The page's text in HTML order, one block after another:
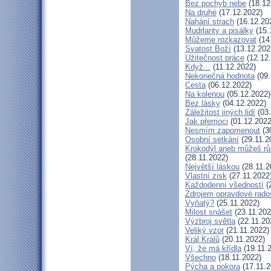
Bez pochyb nebe
Na druhé (17.12.2022)
Nahání strach
Mudrlanty a pisálky
Můžeme rozkazovat
Svatost Boží
Užitečnost práce
Když... (11.12.2022)
Nekonečná hodnota
Cesta(06.12.2022)
Na kolenou (05.12.2022)
Bez lásky (04.12.2022)
Záležitost jiných lidí
Jak přemoci
Nesmím zapomenout
Osobní setkání
Krokodýl aneb můžeš
(28.11.2022)
Největší láskou
Vlastní zisk
Každodenní všedností
Zdrojem opravdové
Vyňatý? (25.11.2022)
Milost snášet
Výzbroj světla
Veliký vzor (21.11.2022)
Král Králů (20.11.2022)
Ví, že má křídla
Všechno (18.11.2022)
Pýcha a pokora